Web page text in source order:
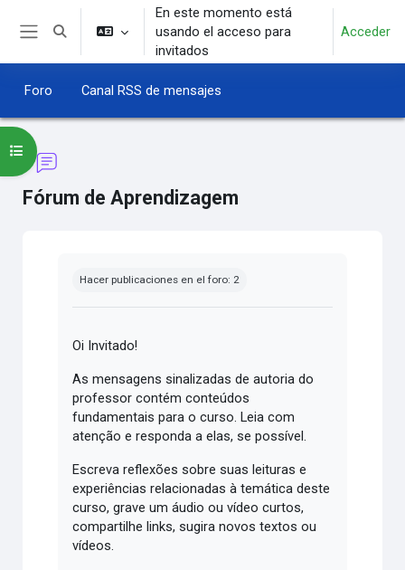
Salta al contenido principal
Selector de búsqueda de entrada
En este momento está
usando el acceso para
invitados
Acceder
Foro Canal RSS de mensajes
Fórum de Aprendizagem
Abrir índice del curso
Hacer publicaciones en el foro: 2
Oi Invitado!
As mensagens sinalizadas de autoria do
professor contém conteúdos
fundamentais para o curso. Leia com
atenção e responda a elas, se possível.
Escreva reflexões sobre suas leituras e
experiências relacionadas à temática deste
curso, grave um áudio ou vídeo curtos,
compartilhe links, sugira novos textos ou
vídeos.